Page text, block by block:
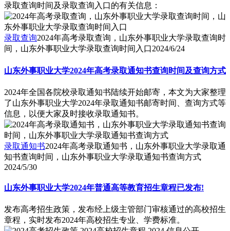
录取查询时间及录取查询入口的有关信息：
录取查询2024年高考录取查询，山东外事职业大学录取查询时
间，山东外事职业大学录取查询时间入口2024/6/24
山东外事职业大学2024年高考录取通知书查询时间及查询方式
2024年全国各院校录取通知书陆续开始邮寄，本文为大家整理
了山东外事职业大学2024年录取通知书邮寄时间、查询方式等
信息，以便大家及时接收录取通知书。
录取通知书2024年高考录取通知书，山东外事职业大学录取通
知书查询时间，山东外事职业大学录取通知书查询方式
2024/5/30
山东外事职业大学2024年普通高等教育招生章程已发布!
发布高考招生政策，发布经上级主管部门审核通过的高校招生
章程，实时发布2024年高校招生专业、学费标准。